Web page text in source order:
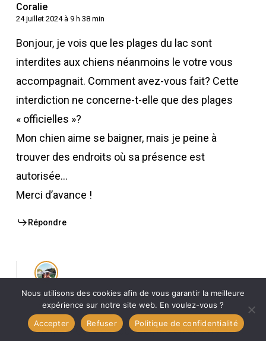
Coralie
24 juillet 2024 à 9 h 38 min
Bonjour, je vois que les plages du lac sont
interdites aux chiens néanmoins le votre vous
accompagnait. Comment avez-vous fait? Cette
interdiction ne concerne-t-elle que des plages
« officielles »?
Mon chien aime se baigner, mais je peine à
trouver des endroits où sa présence est
autorisée…
Merci d’avance !
Répondre
baroudeursliegeois
13 août 2024 à 21 h 28 min
Bonjour. Oui c’est correct, les chiens n’y sont
Nous utilisons des cookies afin de vous garantir la meilleure
expérience sur notre site web. En voulez-vous ?
Accepter
Refuser Politique de confidentialité